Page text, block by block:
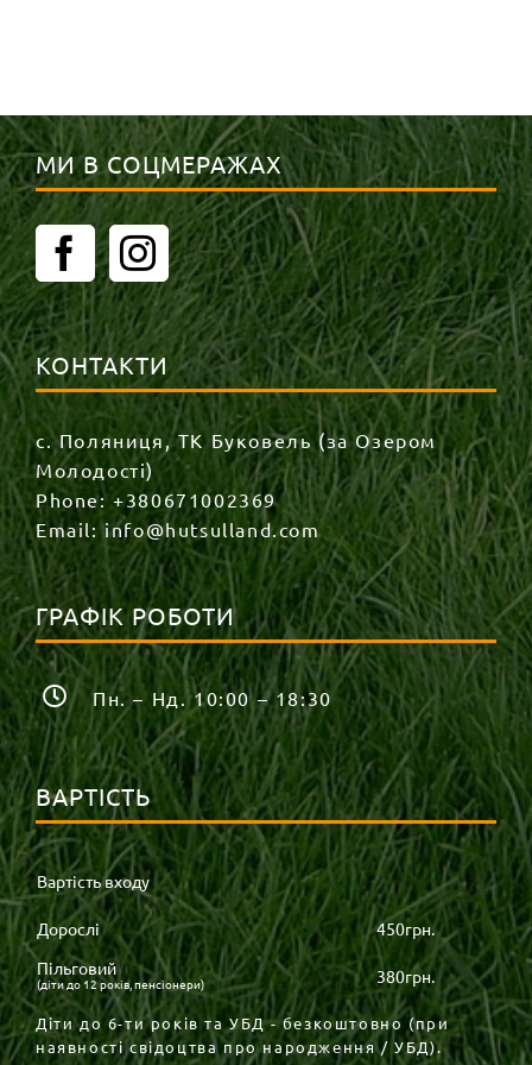
МИ В СОЦМЕРАЖАХ
КОНТАКТИ
с. Поляниця, ТК Буковель (за Озером
Молодості)
Phone:+380671002369
Email:info@hutsulland.com
ГРАФІК РОБОТИ
Пн. – Нд. 10:00 – 18:30
ВАРТІСТЬ
Вартість входу
Дорослі
450грн.
Пільговий
(діти до 12 років, пенсіонери) 380грн.
Діти до 6-ти років та УБД - безкоштовно (при
наявності свідоцтва про народження / УБД).